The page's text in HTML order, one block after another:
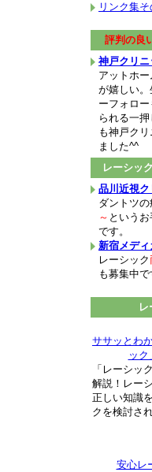
リンク集
評判の良
神戸クリニ
アットホ
が嬉しい。
ーフォロ
られる一
も神戸ク
ました^^
レーシッ
品川近視ク
ダントツの
～ という
です。
新宿メデ
レーシック
も募集中で
ササッとわ
ッ
「レーシッ
解説！レー
正しい知識
クを検討さ
安心レ